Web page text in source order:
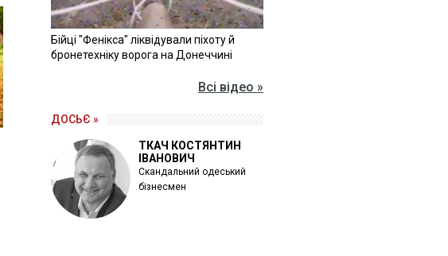
Бійці "Фенікса" ліквідували піхоту й
бронетехніку ворога на Донеччині
Всі відео »
ДОСЬЄ »
ТКАЧ КОСТЯНТИН
ІВАНОВИЧ
Скандальний одеський
бізнесмен